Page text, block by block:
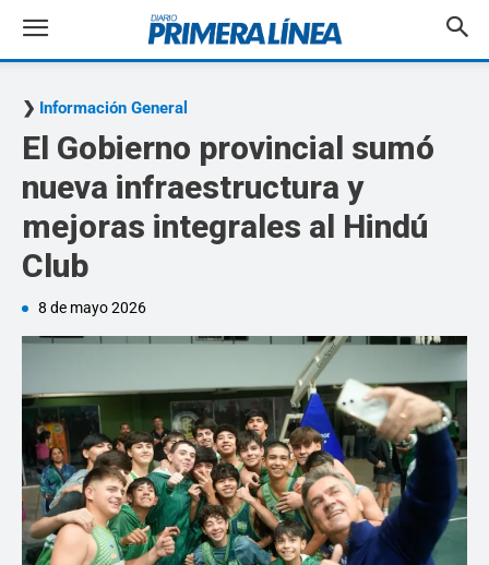
Información General
El Gobierno provincial sumó
nueva infraestructura y
mejoras integrales al Hindú
Club
8 de mayo 2026